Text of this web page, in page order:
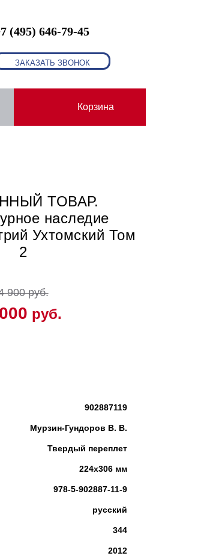
(495) 646-79-45
ЗАКАЗАТЬ ЗВОНОК
Корзина
ТОВАР.
наследие
Ухтомский Том
2
900 руб.
руб.
902887119
Мурзин-Гундоров В. В.
Твердый переплет
224x306 мм
978-5-902887-11-9
русский
344
2012